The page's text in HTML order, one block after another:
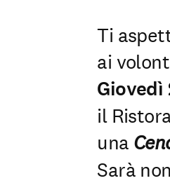
Ti
ai
Giovedì
il
una
Sarà